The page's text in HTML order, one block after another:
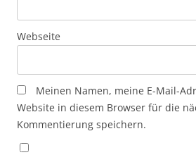
Webseite
Meinen Namen, meine E-Mail-
Website in diesem Browser für die
Kommentierung speichern.